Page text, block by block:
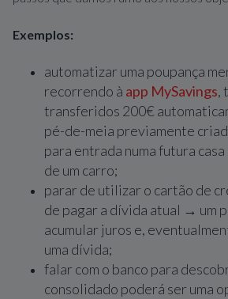
Exemplos:
automatizar uma poupança
recorrendo à app MySavings,
transferidos 200€
pé-de-meia previamente
para entrada numa futura
de um carro;
parar de utilizar o cartão de
de pagar a dívida atual → um
acumular juros e,
uma dívida;
falar com o banco para
consolidado poderá ser uma